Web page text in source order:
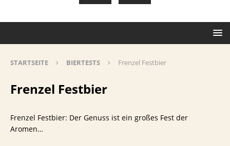
STARTSEITE BIERTESTS Frenzel Festbier
Frenzel Festbier
Frenzel Festbier: Der Genuss ist ein großes Fest der
Aromen…